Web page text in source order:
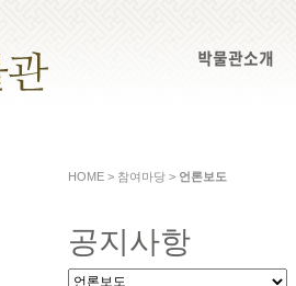
박물관소개
HOME > 참여마당 > 언론보도
공지사항